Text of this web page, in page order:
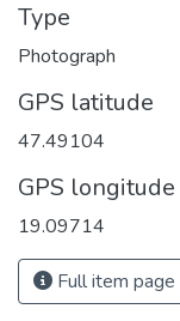
Type
Photograph
GPS latitude
47.49104
GPS longitude
19.09714
Full item page